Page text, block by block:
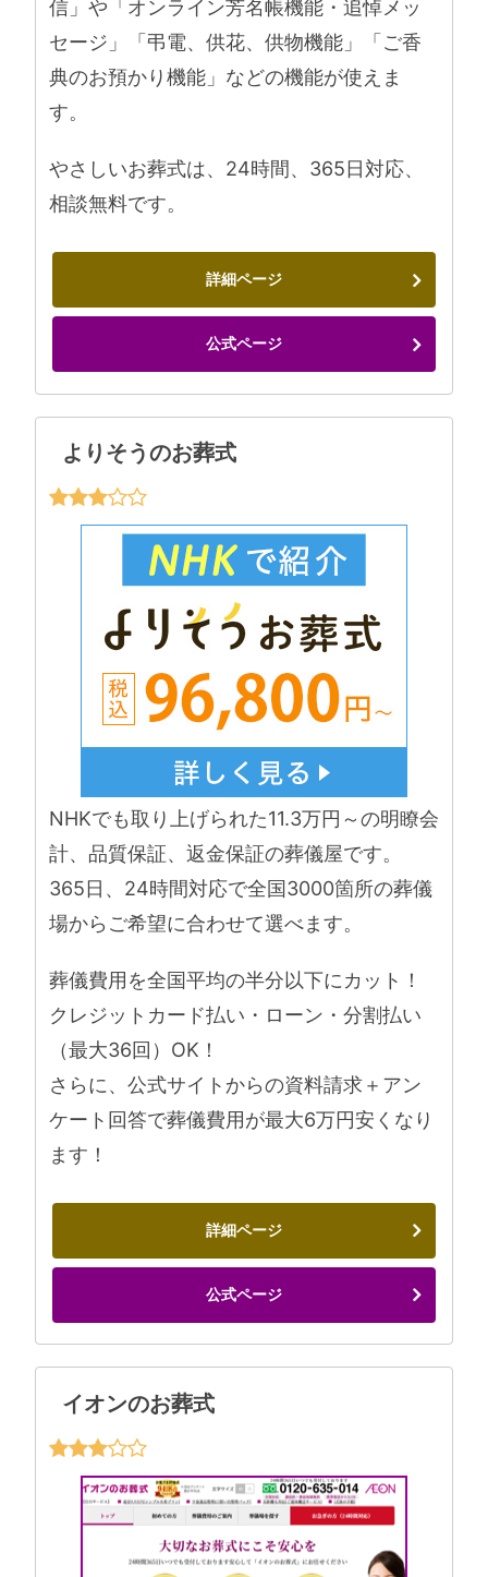
信」や「オンライン芳名帳機能・追悼メッ
セージ」「弔電、供花、供物機能」「ご香
典のお預かり機能」などの機能が使えま
す。
やさしいお葬式は、24時間、365日対応、
相談無料です。
詳細ページ
公式ページ
よりそうのお葬式
NHKでも取り上げられた11.3万円～の明瞭会
計、品質保証、返金保証の葬儀屋です。
365日、24時間対応で全国3000箇所の葬儀
場からご希望に合わせて選べます。
葬儀費用を全国平均の半分以下にカット！
クレジットカード払い・ローン・分割払い
（最大36回）OK！
さらに、公式サイトからの資料請求＋アン
ケート回答で葬儀費用が最大6万円安くなり
ます！
詳細ページ
公式ページ
イオンのお葬式